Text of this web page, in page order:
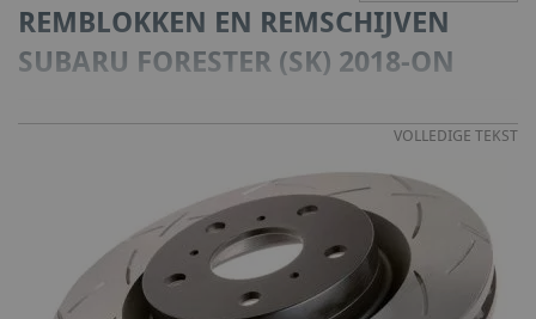
REMBLOKKEN EN REMSCHIJVEN
SUBARU FORESTER (SK) 2018-ON
VOLLEDIGE TEKST